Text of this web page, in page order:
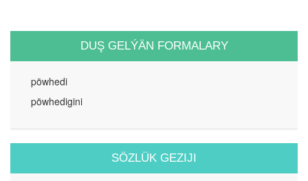
DUŞ GELÝÄN FORMALARY
pöwhedi
pöwhedigini
SÖZLÜK GEZIJI